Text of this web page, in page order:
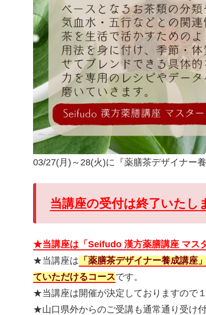
03/27(月)～28(火)に『薬膳茶デザイナー
当講座の受付は終了いたし
★当講座は「Seifudo 漢方薬膳講座 マス
★当講座は 「薬膳茶デザイナー養成講座
ていただけるコースです。
★当講座は開催が決定しておりますので
★山口県外からのご受講も通常通り受け付